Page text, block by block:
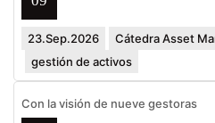
23.Sep.2026
Cátedra Asset
gestión de activos
Con la visión de nueve gestoras